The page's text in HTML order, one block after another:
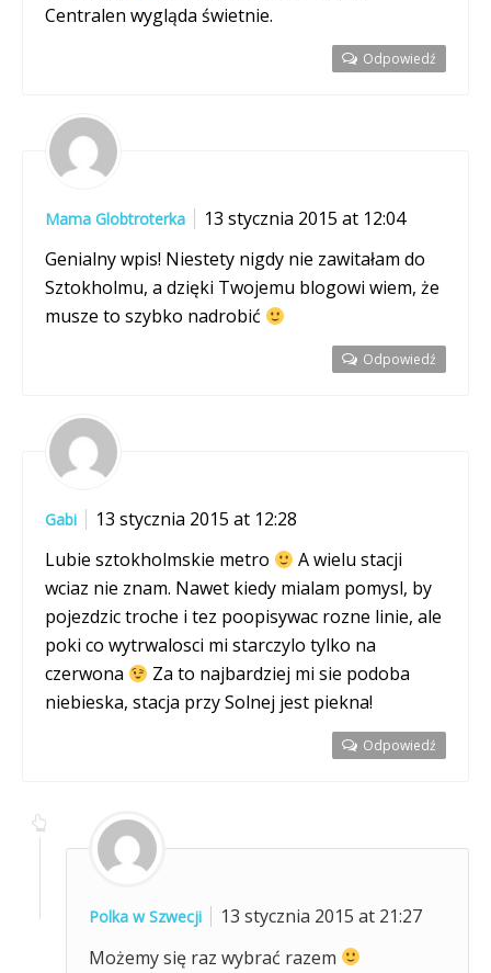
Centralen wygląda świetnie.
Odpowiedź
Mama Globtroterka
13 stycznia 2015 at 12:04
Genialny wpis! Niestety nigdy nie zawitałam do
Sztokholmu, a dzięki Twojemu blogowi wiem, że
musze to szybko nadrobić
Odpowiedź
Gabi
13 stycznia 2015 at 12:28
Lubie sztokholmskie metro
A wielu stacji
wciaz nie znam. Nawet kiedy mialam pomysl, by
pojezdzic troche i tez poopisywac rozne linie, ale
poki co wytrwalosci mi starczylo tylko na
czerwona
Za to najbardziej mi sie podoba
niebieska, stacja przy Solnej jest piekna!
Odpowiedź
Polka w Szwecji
13 stycznia 2015 at 21:27
Możemy się raz wybrać razem